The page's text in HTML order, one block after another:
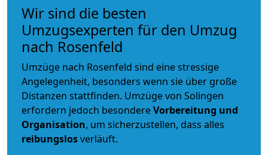
Wir sind die besten
Umzugsexperten für den Umzug
nach Rosenfeld
Umzüge nach Rosenfeld sind eine stressige
Angelegenheit, besonders wenn sie über große
Distanzen stattfinden. Umzüge von Solingen
erfordern jedoch besondereVorbereitung und
Organisation, um sicherzustellen, dass alles
reibungslosverläuft.